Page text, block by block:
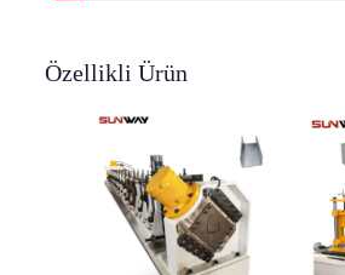
Özellikli Ürün